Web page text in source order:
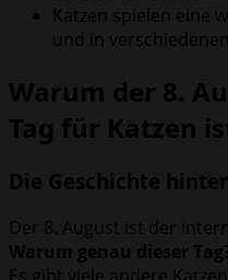
Katzen spielen eine
und in
Warum der 8.
Tag für Katzen
Die Geschichte
Der 8. August ist der
Warum genau dieser